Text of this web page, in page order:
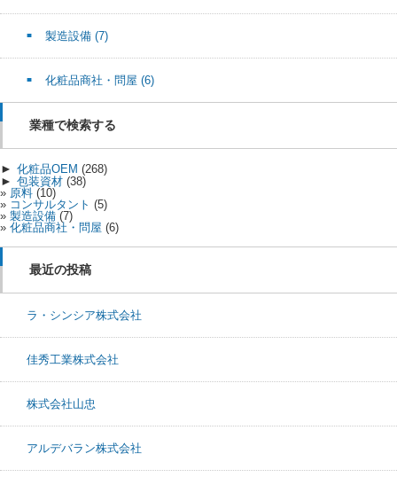
製造設備 (7)
化粧品商社・問屋 (6)
業種で検索する
► 化粧品OEM (268)
► 包装資材 (38)
原料 (10)
コンサルタント (5)
製造設備 (7)
化粧品商社・問屋 (6)
最近の投稿
ラ・シンシア株式会社
佳秀工業株式会社
株式会社山忠
アルデバラン株式会社